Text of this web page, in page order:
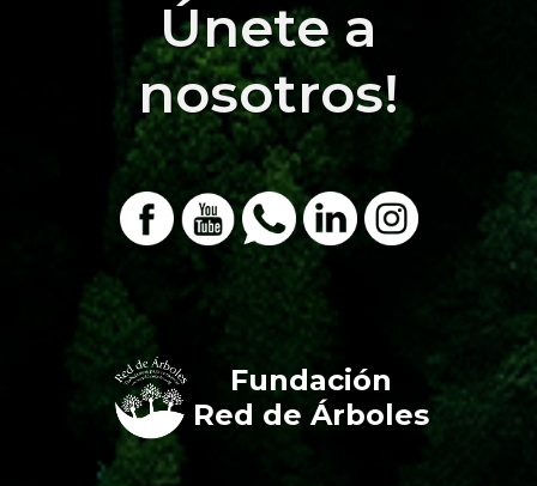
Únete a
nosotros!
Fundación
Red de Árboles